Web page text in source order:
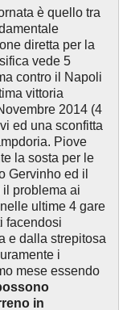
è quello tra
diretta per la
vede 5
contro il Napoli
vittoria
2014 (4
ed una sconfitta
Piove
la sosta per le
Gervinho ed il
problema ai
ultime 4 gare
facendosi
e dalla strepitosa
i
mese essendo
in